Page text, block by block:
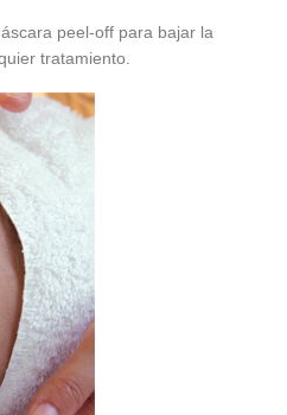
peel-off para bajar la
tratamiento.